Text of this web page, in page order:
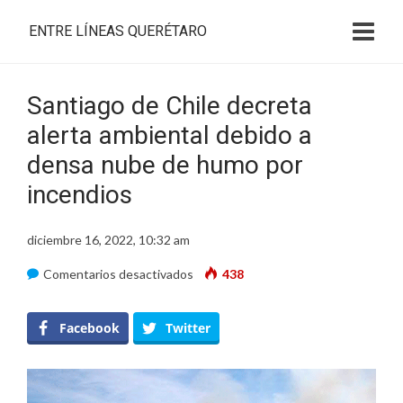
ENTRE LÍNEAS QUERÉTARO
Santiago de Chile decreta
alerta ambiental debido a
densa nube de humo por
incendios
diciembre 16, 2022, 10:32 am
Comentarios desactivados en
de
Chile
decreta
alerta
438
Facebook Twitter